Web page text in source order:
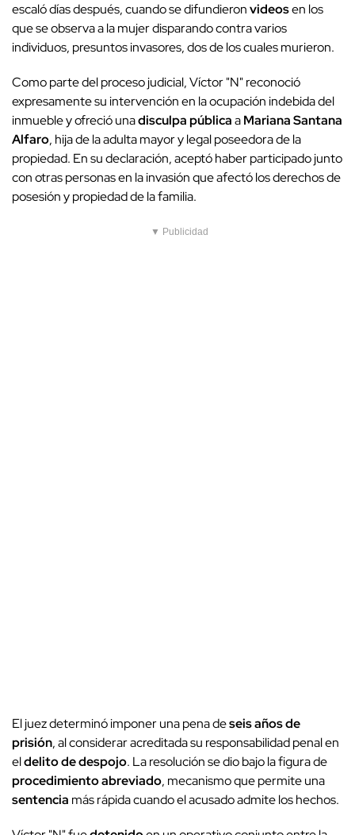
escaló días después, cuando se difundieronvideosen los
que se observa a la mujer disparando contra varios
individuos, presuntos invasores, dos de los cuales murieron.
Como parte del proceso judicial, Víctor "N" reconoció
expresamente su intervención en la ocupación indebida del
inmueble y ofreció unadisculpa públicaaMariana Santana
Alfaro, hija de la adulta mayor y legal poseedora de la
propiedad. En su declaración, aceptó haber participado junto
con otras personas en la invasión que afectó los derechos de
posesión y propiedad de la familia.
▼ Publicidad
El juez determinó imponer una pena deseis años de
prisión, al considerar acreditada su responsabilidad penal en
eldelito de despojo. La resolución se dio bajo la figura de
procedimiento abreviado, mecanismo que permite una
sentencia más rápida cuando el acusado admite los hechos.